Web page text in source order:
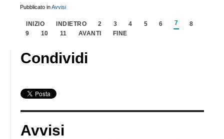
Pubblicato inAvvisi
INIZIO INDIETRO 2 3 4 5 6 7
8
9
10 11 AVANTI FINE
Condividi
Avvisi